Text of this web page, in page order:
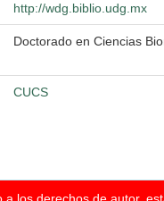
http://wdg.biblio.udg.mx
Doctorado en Ciencias
CUCS